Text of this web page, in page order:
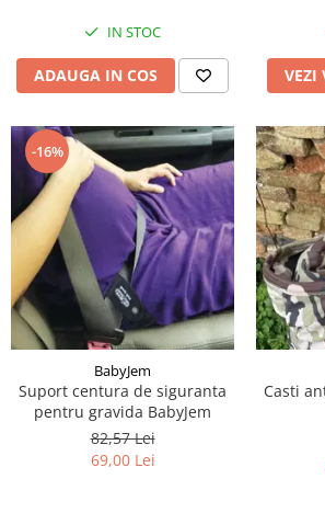
IN STOC
ADAUGA IN COS VEZI
-16%
BabyJem
Suport centura de siguranta
pentru gravida BabyJem
82,57 Lei
69,00 Lei
Casti